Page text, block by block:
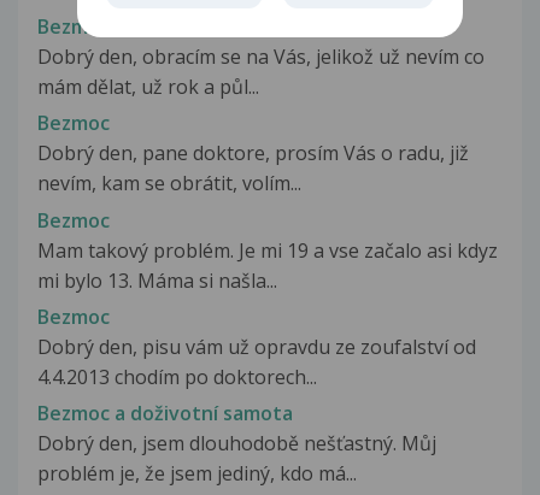
Bezmoc
Dobrý den, obracím se na Vás, jelikož už nevím co
mám dělat, už rok a půl...
Bezmoc
Dobrý den, pane doktore, prosím Vás o radu, již
nevím, kam se obrátit, volím...
Bezmoc
Mam takový problém. Je mi 19 a vse začalo asi kdyz
mi bylo 13. Máma si našla...
Bezmoc
Dobrý den, pisu vám už opravdu ze zoufalství od
4.4.2013 chodím po doktorech...
Bezmoc a doživotní samota
Dobrý den, jsem dlouhodobě nešťastný. Můj
problém je, že jsem jediný, kdo má...